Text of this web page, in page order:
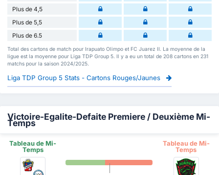
Plus de 4,5
Plus de 5,5
Plus de 6.5
Total des cartons de match pour Irapuato Olimpo et FC Juarez II. La moyenne de la
ligue est la moyenne pour Liga TDP Group 5. Il y a eu un total de 208 cartons en 231
matchs pour la saison 2024/2025.
Liga TDP Group 5 Stats - Cartons Rouges/Jaunes
Victoire-Egalite-Defaite Premiere / Deuxième Mi-
Temps
Tableau de Mi-
Temps
Tableau de Mi-
Temps